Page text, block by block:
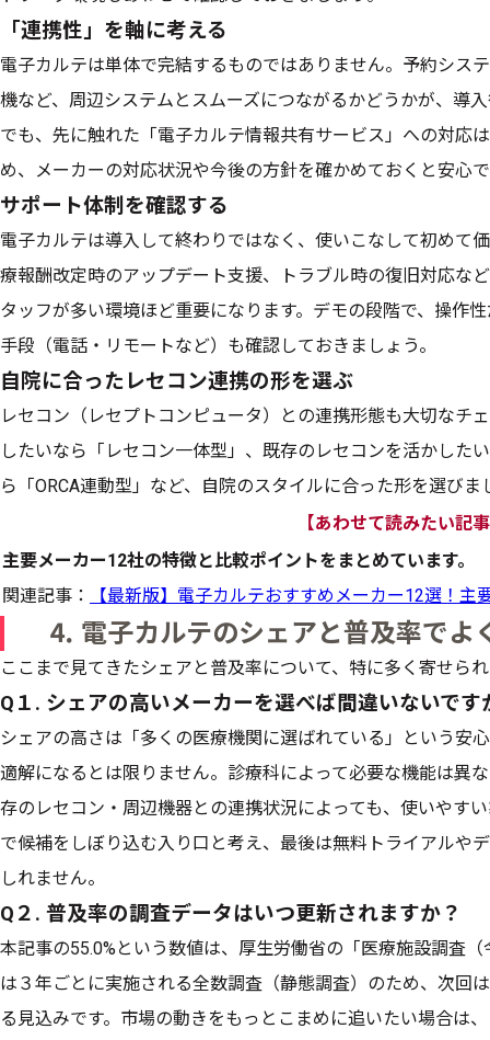
「連携性」を軸に考える
電子カルテは単体で完結するものではありません。予約シス
機など、周辺システムとスムーズにつながるかどうかが、導
でも、先に触れた「電子カルテ情報共有サービス」への対応
め、メーカーの対応状況や今後の方針を確かめておくと安心
サポート体制を確認する
電子カルテは導入して終わりではなく、使いこなして初めて
療報酬改定時のアップデート支援、トラブル時の復旧対応な
タッフが多い環境ほど重要になります。デモの段階で、操作
手段（電話・リモートなど）も確認しておきましょう。
自院に合ったレセコン連携の形を選ぶ
レセコン（レセプトコンピュータ）との連携形態も大切なチ
したいなら「レセコン一体型」、既存のレセコンを活かした
ら「ORCA連動型」など、自院のスタイルに合った形を選びま
【あわせて読みたい記
主要メーカー12社の特徴と比較ポイントをまとめています。
関連記事：
【最新版】電子カルテおすすめメーカー12選！主
⒋ 電子カルテのシェアと普及率でよ
ここまで見てきたシェアと普及率について、特に多く寄せら
Q１. シェアの高いメーカーを選べば間違いないです
シェアの高さは「多くの医療機関に選ばれている」という安
適解になるとは限りません。診療科によって必要な機能は異
存のレセコン・周辺機器との連携状況によっても、使いやす
で候補をしぼり込む入り口と考え、最後は無料トライアルや
しれません。
Q２. 普及率の調査データはいつ更新されますか？
本記事の55.0%という数値は、厚生労働省の「医療施設調査
は３年ごとに実施される全数調査（静態調査）のため、次回
る見込みです。市場の動きをもっとこまめに追いたい場合は